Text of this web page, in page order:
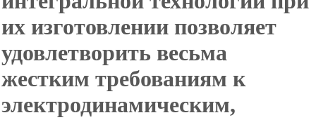
их изготовлении позволяет
удовлетворить весьма
жестким требованиям к
электродинамическим,